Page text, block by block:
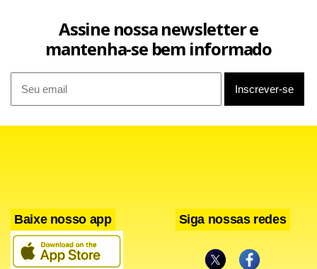
Assine nossa newsletter e
mantenha-se bem informado
Baixe nosso app Siga nossas redes